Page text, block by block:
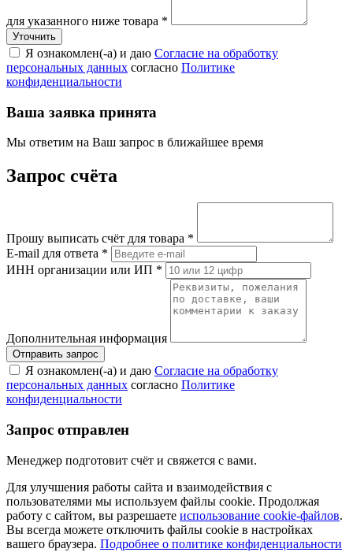
для указанного ниже товара *
Я ознакомлен(-а) и даю Согласие на обработку
персональных данных согласно Политике
конфиденциальности
Ваша заявка принята
Мы ответим на Ваш запрос в ближайшее время
Запрос счёта
Прошу выписать счёт для товара *
E-mail для ответа *
ИНН организации или ИП *
Дополнительная информация
Я ознакомлен(-а) и даю Согласие на обработку
персональных данных согласно Политике
конфиденциальности
Запрос отправлен
Менеджер подготовит счёт и свяжется с вами.
Для улучшения работы сайта и взаимодействия с
пользователями мы используем файлы cookie. Продолжая
работу с сайтом, вы разрешаете использование cookie-файлов.
Вы всегда можете отключить файлы cookie в настройках
вашего браузера. Подробнее о политике конфиденциальности